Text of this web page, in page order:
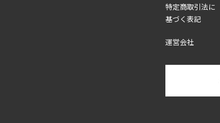
特定商取引法に
基づく表記
運営会社